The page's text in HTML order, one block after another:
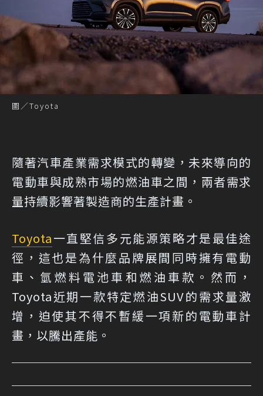
圖／Toyota
隨著汽車產業需求模式的轉變，未來導向的
電動車與成熟市場的燃油車之間，兩者需求
量持續影響著製造商的生產計畫。
Toyota一直堅信多元能源策略才是最佳途
徑，這也是為什麼品牌展間同時擁有電動
車、氫燃料電池車和燃油車款。然而，
Toyota近期一款特定燃油SUV的需求量激
增，迫使其不得不暫緩一項新的電動車計
畫，以騰出產能。